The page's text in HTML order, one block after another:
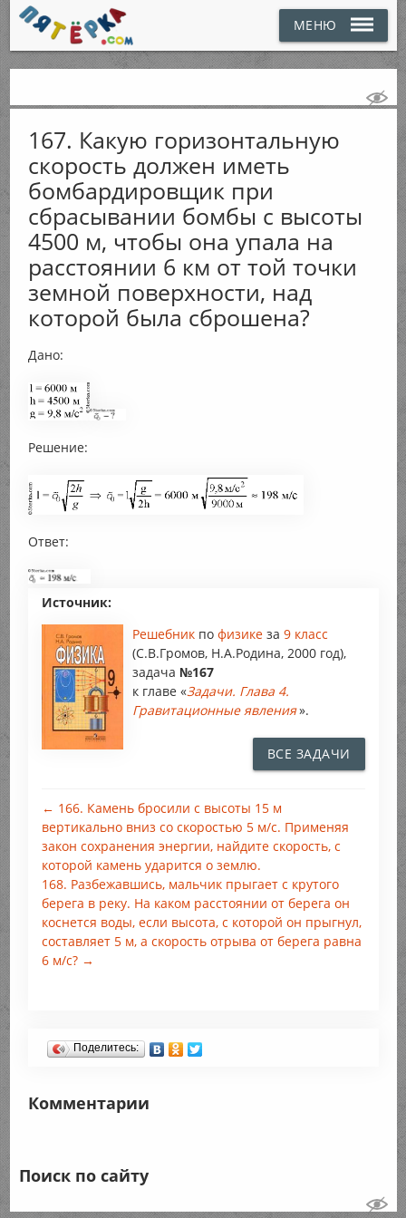
МЕНЮ
167. Какую горизонтальную
скорость должен иметь
бомбардировщик при
сбрасывании бомбы с высоты
4500 м, чтобы она упала на
расстоянии 6 км от той точки
земной поверхности, над
которой была сброшена?
Дано:
Решение:
Ответ:
Источник:
Решебник по физике за 9 класс
(С.В.Громов, Н.А.Родина, 2000 год),
задача №167
к главе «Задачи. Глава 4.
Гравитационные явления».
ВСЕ ЗАДАЧИ
← 166. Камень бросили с высоты 15 м
вертикально вниз со скоростью 5 м/с. Применяя
закон сохранения энергии, найдите скорость, с
которой камень ударится о землю.
168. Разбежавшись, мальчик прыгает с крутого
берега в реку. На каком расстоянии от берега он
коснется воды, если высота, с которой он прыгнул,
составляет 5 м, а скорость отрыва от берега равна
6 м/с? →
Поделитесь:
Комментарии
Поиск по сайту